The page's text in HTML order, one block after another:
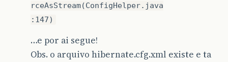
rceAsStream(ConfigHelper.java
:147)
…e por ai segue!
Obs. o arquivo hibernate.cfg.xml existe e ta